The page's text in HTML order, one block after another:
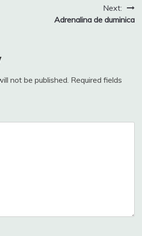
Next:
Adrenalina de duminica
not be published. Required fields